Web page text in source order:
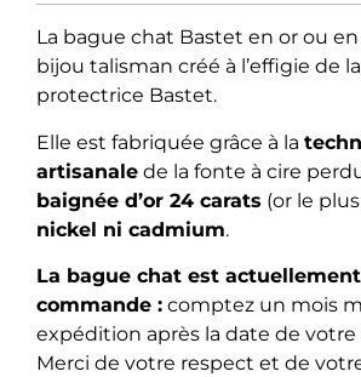
La bague chat Bastet en or ou
bijou talisman créé à l’effigie de
protectrice Bastet.
Elle est fabriquée grâce à la
artisanale de la fonte à cire
baignée d’or 24 carats (or le
nickel ni cadmium.
La bague chat est
commande : comptez un mois
expédition après la date de
Merci de votre respect et de